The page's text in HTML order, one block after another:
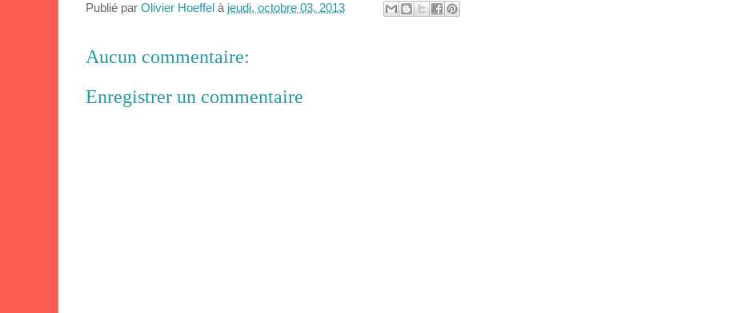
Publié par Olivier Hoeffel à jeudi, octobre 03, 2013
Aucun commentaire:
Enregistrer un commentaire